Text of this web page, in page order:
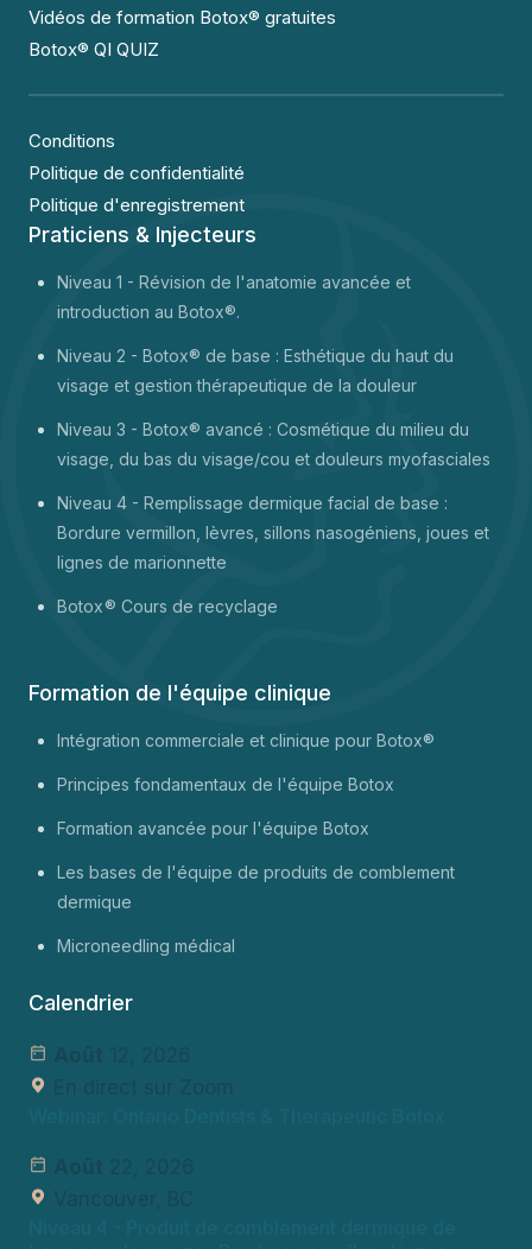
Vidéos de formation Botox® gratuites
Botox® QI QUIZ
Conditions
Politique de confidentialité
Politique d'enregistrement
Praticiens & Injecteurs
Niveau 1 - Révision de l'anatomie avancée et
introduction au Botox®.
Niveau 2 - Botox® de base : Esthétique du haut du
visage et gestion thérapeutique de la douleur
Niveau 3 - Botox® avancé : Cosmétique du milieu du
visage, du bas du visage/cou et douleurs myofasciales
Niveau 4 - Remplissage dermique facial de base :
Bordure vermillon, lèvres, sillons nasogéniens, joues et
lignes de marionnette
Botox® Cours de recyclage
Formation de l'équipe clinique
Intégration commerciale et clinique pour Botox®
Principes fondamentaux de l'équipe Botox
Formation avancée pour l'équipe Botox
Les bases de l'équipe de produits de comblement
dermique
Microneedling médical
Calendrier